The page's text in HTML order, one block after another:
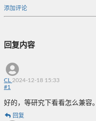
添加评论
回复内容
CL 2024-12-18 15:33
#1
好的，等研究下看看怎么兼容。
回复